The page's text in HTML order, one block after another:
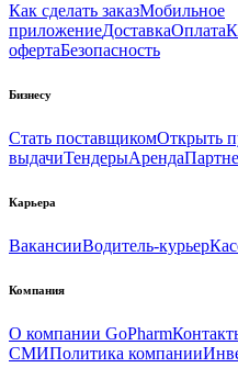
Как сделать заказМобильное
приложениеДоставкаОплата
офертаБезопасность
Бизнесу
Стать поставщикомОткрыть
выдачиТендерыАренда
Карьера
ВакансииВодитель-курьер
Компания
О компании GoPharm
СМИПолитика компании